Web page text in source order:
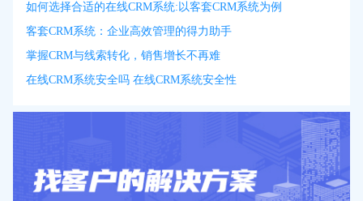
如何选择合适的在线CRM系统:以客套CRM系统为例
客套CRM系统：企业高效管理的得力助手
掌握CRM与线索转化，销售增长不再难
在线CRM系统安全吗 在线CRM系统安全性